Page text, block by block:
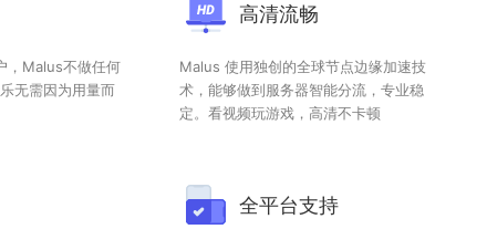
，Malus不做任何
无需因为用量而
高清流畅
Malus 使用独创的全球节点边缘加速技
术，能够做到服务器智能分流，专业稳
定。看视频玩游戏，高清不卡顿
全平台支持